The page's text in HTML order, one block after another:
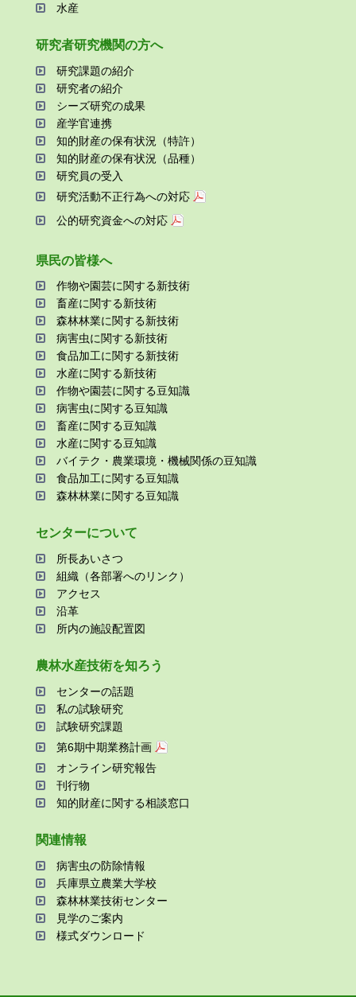
⽔産
研究者研究機関の⽅へ
研究課題の紹介
研究者の紹介
シーズ研究の成果
産学官連携
知的財産の保有状況（特許）
知的財産の保有状況（品種）
研究員の受⼊
研究活動不正⾏為への対応
公的研究資金への対応
県⺠の皆様へ
作物や園芸に関する新技術
畜産に関する新技術
森林林業に関する新技術
病害⾍に関する新技術
⾷品加⼯に関する新技術
⽔産に関する新技術
作物や園芸に関する⾖知識
病害⾍に関する⾖知識
畜産に関する⾖知識
⽔産に関する⾖知識
バイテク・農業環境・機械関係の⾖知識
⾷品加⼯に関する⾖知識
森林林業に関する⾖知識
センターについて
所⻑あいさつ
組織（各部署へのリンク）
アクセス
沿⾰
所内の施設配置図
農林⽔産技術を知ろう
センターの話題
私の試験研究
試験研究課題
第6期中期業務計画
オンライン研究報告
刊⾏物
知的財産に関する相談窓⼝
関連情報
病害⾍の防除情報
兵庫県⽴農業⼤学校
森林林業技術センター
⾒学のご案内
様式ダウンロード